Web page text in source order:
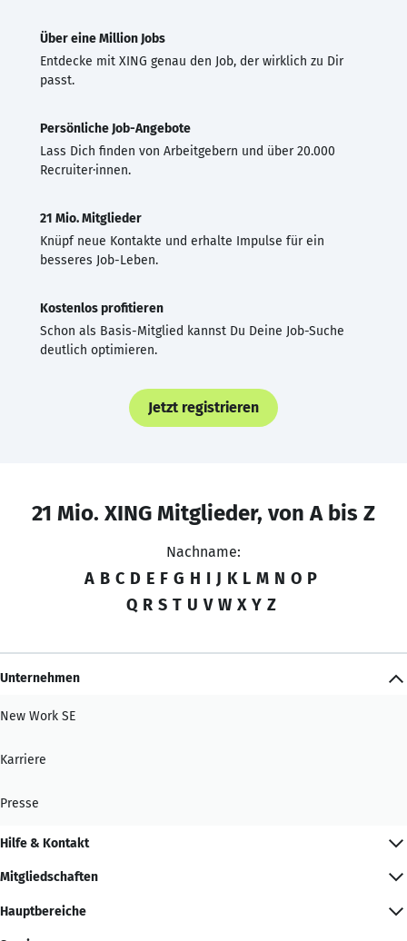
Über eine Million Jobs
Entdecke mit XING genau den Job, der wirklich zu Dir
passt.
Persönliche Job-Angebote
Lass Dich finden von Arbeitgebern und über 20.000
Recruiter·innen.
21 Mio. Mitglieder
Knüpf neue Kontakte und erhalte Impulse für ein
besseres Job-Leben.
Kostenlos profitieren
Schon als Basis-Mitglied kannst Du Deine Job-Suche
deutlich optimieren.
Jetzt registrieren
21 Mio. XING Mitglieder, von A bis Z
Nachname:
A B C D E F G H I J K L M N O P
Q R S T U V W X Y Z
Unternehmen
New Work SE
Karriere
Presse
Hilfe & Kontakt
Mitgliedschaften
Hauptbereiche